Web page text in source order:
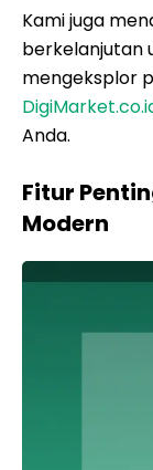
Kami juga
berkelanjutan
mengeksplor
Anda.
Fitur
Modern